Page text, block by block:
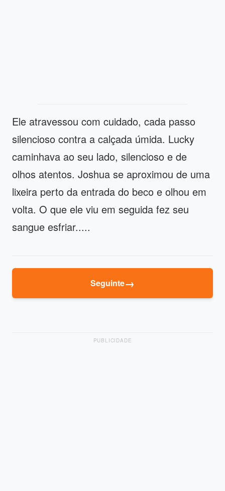
Ele atravessou com cuidado, cada passo
silencioso contra a calçada úmida. Lucky
caminhava ao seu lado, silencioso e de
olhos atentos. Joshua se aproximou de uma
lixeira perto da entrada do beco e olhou em
volta. O que ele viu em seguida fez seu
sangue esfriar.....
Seguinte→
PUBLICIDADE